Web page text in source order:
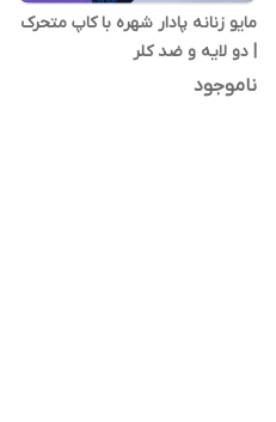
مایو زنانه پادار شهره با کاپ متحرک
| دو لایه و ضد کلر
ناموجود